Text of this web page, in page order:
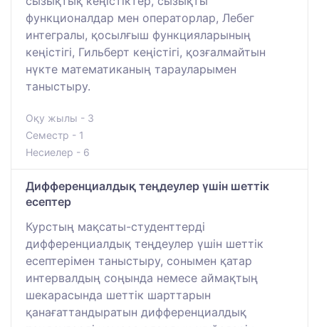
функционалдар мен операторлар, Лебег
интегралы, қосылғыш функцияларының
кеңістігі, Гильберт кеңістігі, қозғалмайтын
нүкте математиканың тарауларымен
таныстыру.
Оқу жылы - 3
Семестр - 1
Несиелер - 6
Дифференциалдық теңдеулер үшін шеттік
есептер
Курстың мақсаты-студенттерді
дифференциалдық теңдеулер үшін шеттік
есептерімен таныстыру, сонымен қатар
интервалдың соңында немесе аймақтың
шекарасында шеттік шарттарын
қанағаттандыратын дифференциалдық